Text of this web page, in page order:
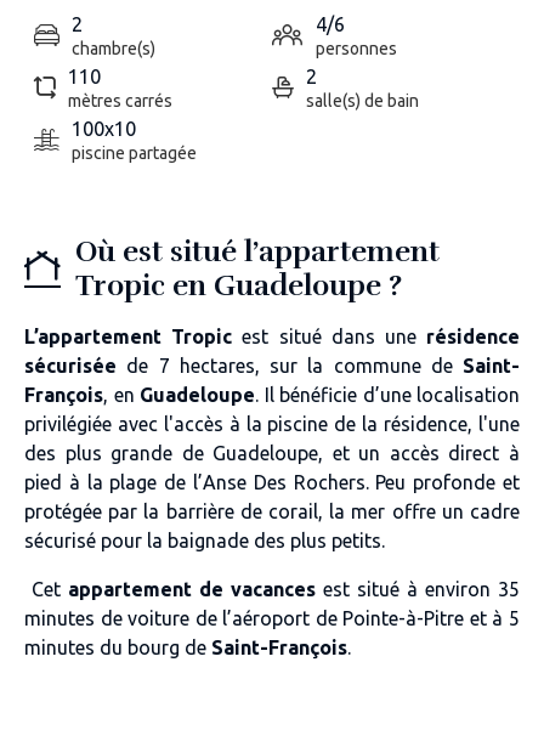
2
chambre(s)
4/6
personnes
110
mètres carrés
2
salle(s) de bain
100x10
piscine partagée
Où est situé l’appartement
Tropic en Guadeloupe ?
L’appartement Tropic est situé dans une résidence
sécurisée de 7 hectares, sur la commune de Saint-
François, en Guadeloupe. Il bénéficie d’une localisation
privilégiée avec l'accès à la piscine de la résidence, l'une
des plus grande de Guadeloupe, et un accès direct à
pied à la plage de l’Anse Des Rochers. Peu profonde et
protégée par la barrière de corail, la mer offre un cadre
sécurisé pour la baignade des plus petits.
Cet appartement de vacances est situé à environ 35
minutes de voiture de l’aéroport de Pointe-à-Pitre et à 5
minutes du bourg de Saint-François.